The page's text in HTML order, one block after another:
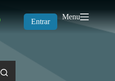
Entrar
Menu